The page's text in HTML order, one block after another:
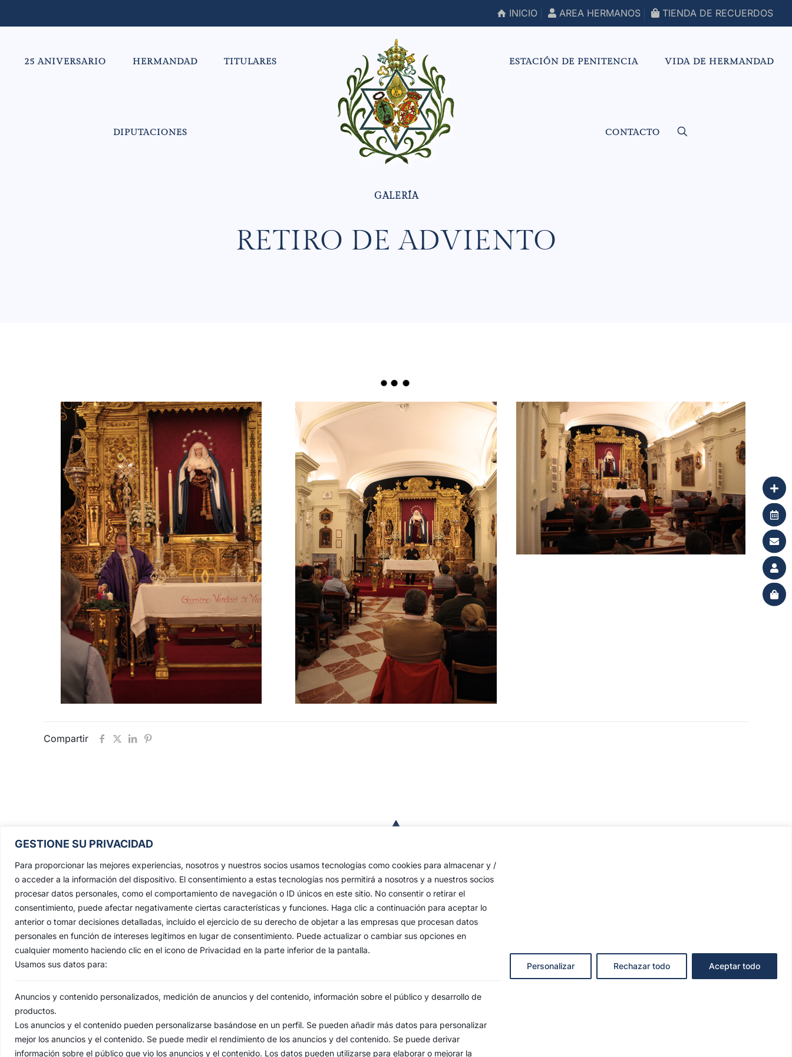
GESTIONE SU PRIVACIDAD
Para proporcionar las mejores experiencias, nosotros y nuestros socios usamos tecnologías como cookies para almacenar y /
o acceder a la información del dispositivo. El consentimiento a estas tecnologías nos permitirá a nosotros y a nuestros socios
procesar datos personales, como el comportamiento de navegación o ID únicos en este sitio. No consentir o retirar el
consentimiento, puede afectar negativamente ciertas características y funciones. Haga clic a continuación para aceptar lo
anterior o tomar decisiones detalladas, incluido el ejercicio de su derecho de objetar a las empresas que procesan datos
personales en función de intereses legítimos en lugar de consentimiento. Puede actualizar o cambiar sus opciones en
cualquier momento haciendo clic en el icono de Privacidad en la parte inferior de la pantalla.
Usamos sus datos para:
Anuncios y contenido personalizados, medición de anuncios y del contenido, información sobre el público y desarrollo de
productos.
Los anuncios y el contenido pueden personalizarse basándose en un perfil. Se pueden añadir más datos para personalizar
mejor los anuncios y el contenido. Se puede medir el rendimiento de los anuncios y del contenido. Se puede derivar
información sobre el público que vio los anuncios y el contenido. Los datos pueden utilizarse para elaborar o mejorar la
Personalizar Rechazar todo Aceptar todo
INICIO AREA HERMANOS TIENDA DE RECUERDOS
25 ANIVERSARIO HERMANDAD TITULARES
DIPUTACIONES
ESTACIÓN DE PENITENCIA VIDA DE HERMANDAD
CONTACTO
RETIRO DE ADVIENTO
Compartir
Hermandad Sacramental y Cofradía de
Nazarenos de Nuestro Padre Jesús de las
Penas y María Santísima de la Estrella,
Triunfo del Santo Lignum Crucis, San
Francisco de Paula y Santas Justa y
Rufina.
Capilla: C. San Jacinto, 41
Casa Hermandad: C/ Jesús de las Penas, 4
AVISO LEGAL POLÍTICA DE PRIVACIDAD POLÍTICA DE COOKIES